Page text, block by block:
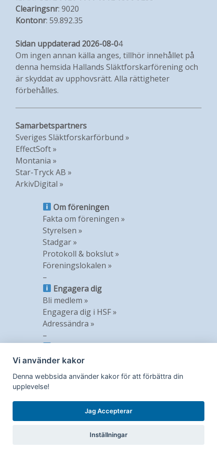
Clearingsnr: 9020
Kontonr: 59.892.35
Sidan uppdaterad 2026-08-04
Om ingen annan källa anges, tillhör innehållet på
denna hemsida Hallands Släktforskarförening och
är skyddat av upphovsrätt. Alla rättigheter
förbehålles.
Samarbetspartners
Sveriges Släktforskarförbund »
EffectSoft »
Montania »
Star-Tryck AB »
ArkivDigital »
Om föreningen
Fakta om föreningen »
Styrelsen »
Stadgar »
Protokoll & bokslut »
Föreningslokalen »
–
Engagera dig
Bli medlem »
Engagera dig i HSF »
Adressändra »
–
Nyheter »
Medlemstidning »
Vi använder kakor
Denna webbsida använder kakor för att förbättra din
upplevelse!
Jag Accepterar
Inställningar